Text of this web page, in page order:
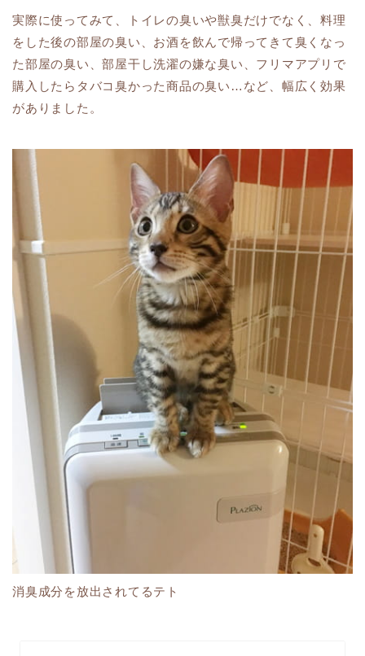
実際に使ってみて、トイレの臭いや獣臭だけでなく、料理
をした後の部屋の臭い、お酒を飲んで帰ってきて臭くなっ
た部屋の臭い、部屋干し洗濯の嫌な臭い、フリマアプリで
購入したらタバコ臭かった商品の臭い…など、幅広く効果
がありました。
消臭成分を放出されてるテト